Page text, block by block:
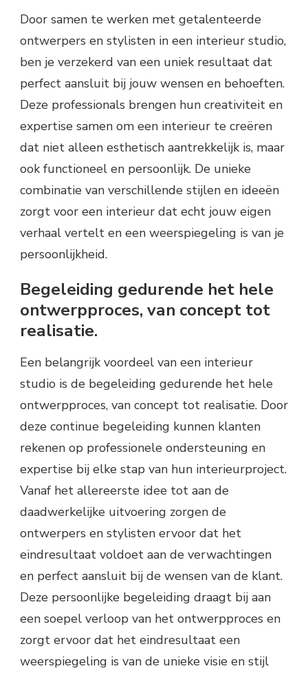
Door samen te werken met getalenteerde
ontwerpers en stylisten in een interieur studio,
ben je verzekerd van een uniek resultaat dat
perfect aansluit bij jouw wensen en behoeften.
Deze professionals brengen hun creativiteit en
expertise samen om een interieur te creëren
dat niet alleen esthetisch aantrekkelijk is, maar
ook functioneel en persoonlijk. De unieke
combinatie van verschillende stijlen en ideeën
zorgt voor een interieur dat echt jouw eigen
verhaal vertelt en een weerspiegeling is van je
persoonlijkheid.
Begeleiding gedurende het hele
ontwerpproces, van concept tot
realisatie.
Een belangrijk voordeel van een interieur
studio is de begeleiding gedurende het hele
ontwerpproces, van concept tot realisatie. Door
deze continue begeleiding kunnen klanten
rekenen op professionele ondersteuning en
expertise bij elke stap van hun interieurproject.
Vanaf het allereerste idee tot aan de
daadwerkelijke uitvoering zorgen de
ontwerpers en stylisten ervoor dat het
eindresultaat voldoet aan de verwachtingen
en perfect aansluit bij de wensen van de klant.
Deze persoonlijke begeleiding draagt bij aan
een soepel verloop van het ontwerpproces en
zorgt ervoor dat het eindresultaat een
weerspiegeling is van de unieke visie en stijl